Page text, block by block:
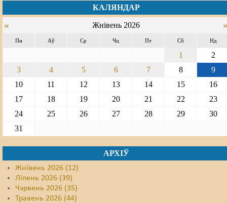
КАЛЯНДАР
« Жнівень 2026
Пн Аў Ср Чц Пт Сб Нд
1
2
3
4 5 6 7 8
9
10
11 12 13 14 15
16
17
18 19 20 21 22
23
24
25 26 27 28 29
30
31
АРХІЎ
Жнівень 2026 (12)
Ліпень 2026 (39)
Чэрвень 2026 (35)
Травень 2026 (44)